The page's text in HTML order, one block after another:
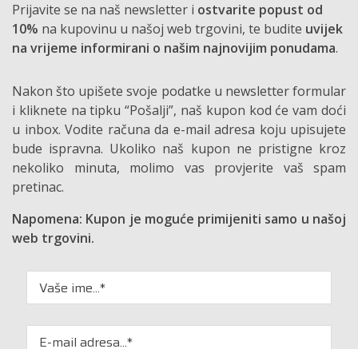
Prijavite se na naš newsletter i ostvarite popust od
10% na kupovinu u našoj web trgovini, te budite uvijek
na vrijeme informirani o našim najnovijim ponudama.
Nakon što upišete svoje podatke u newsletter formular
i kliknete na tipku “Pošalji”, naš kupon kod će vam doći
u inbox. Vodite računa da e-mail adresa koju upisujete
bude ispravna. Ukoliko naš kupon ne pristigne kroz
nekoliko minuta, molimo vas provjerite vaš spam
pretinac.
Napomena: Kupon je moguće primijeniti samo u našoj
web trgovini.